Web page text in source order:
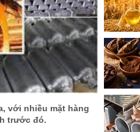
với nhiều mặt hàng
trước đó.